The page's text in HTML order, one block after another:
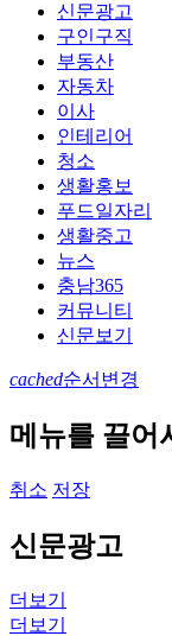
신문광고
구인구직
부동산
자동차
이사
인테리어
청소
생활홍보
푸드일자리
생활중고
뉴스
충남365
커뮤니티
신문보기
cached순서변경
메뉴를 끌어
취소 저장
신문광고
더보기
더보기